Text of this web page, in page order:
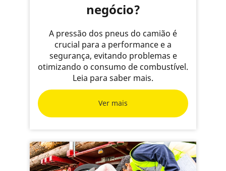
negócio?
A pressão dos pneus do camião é
crucial para a performance e a
segurança, evitando problemas e
otimizando o consumo de combustível.
Leia para saber mais.
Ver mais